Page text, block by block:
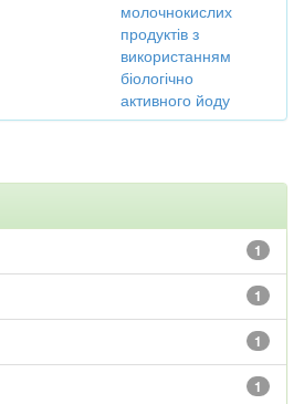
молочнокислих
продуктів з
використанням
біологічно
активного йоду
1
1
1
1